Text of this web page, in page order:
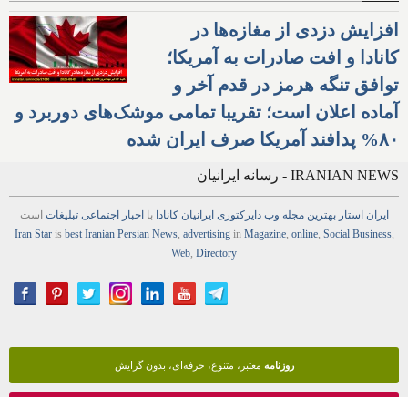
افزایش دزدی از مغازه‌ها در
کانادا و افت صادرات به آمریکا؛
توافق تنگه هرمز در قدم آخر و
آماده اعلان است؛ تقریبا تمامی موشک‌های دوربرد و
۸۰% پدافند آمریکا صرف ایران شده
IRANIAN NEWS - رسانه ایرانیان
ایران استار بهترین مجله وب دایرکتوری ایرانیان کانادا با اخبار اجتماعی تبلیغات است
Iran Staris best Iranian Persian News, advertisingin Magazine, online, Social Business,
Web, Directory
روزنامه معتبر، متنوع، حرفه‌ای، بدون گرایش